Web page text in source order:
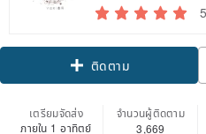
5
ติดตาม
เตรียมจัดส่ง
ภายใน 1 อาทิตย์
จำนวนผู้ติดตาม
3,669